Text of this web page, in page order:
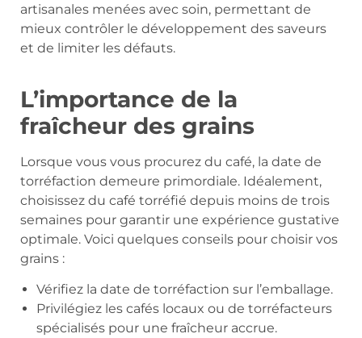
artisanales menées avec soin, permettant de
mieux contrôler le développement des saveurs
et de limiter les défauts.
L’importance de la
fraîcheur des grains
Lorsque vous vous procurez du café, la date de
torréfaction demeure primordiale. Idéalement,
choisissez du café torréfié depuis moins de trois
semaines pour garantir une expérience gustative
optimale. Voici quelques conseils pour choisir vos
grains :
Vérifiez la date de torréfaction sur l’emballage.
Privilégiez les cafés locaux ou de torréfacteurs
spécialisés pour une fraîcheur accrue.